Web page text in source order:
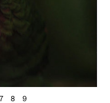
7 8 9